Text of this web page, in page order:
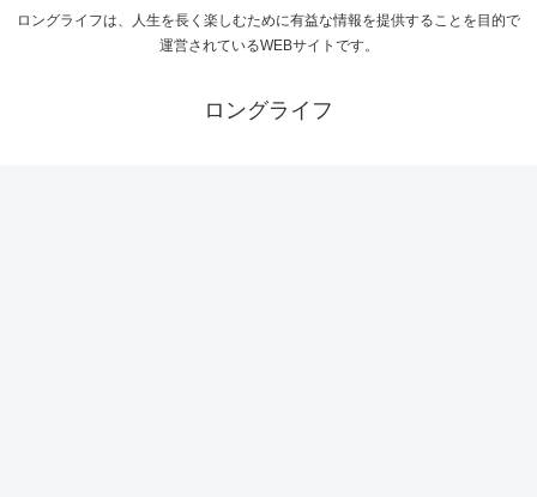
ロングライフは、人生を長く楽しむために有益な情報を提供することを目的で
運営されているWEBサイトです。
ロングライフ